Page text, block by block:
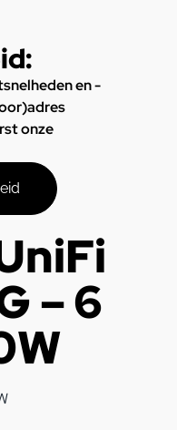
en -
onze
– 6